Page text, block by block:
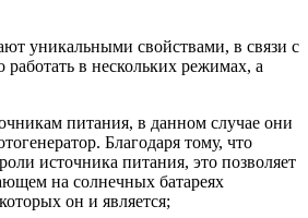
уникальными свойствами, в связи с
в нескольких режимах, а
питания, в данном случае они
Благодаря тому, что
источника питания, это позволяет
на солнечных батареях
он и является;